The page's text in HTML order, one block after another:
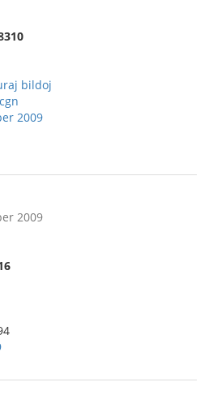
bildoj
2009
2009